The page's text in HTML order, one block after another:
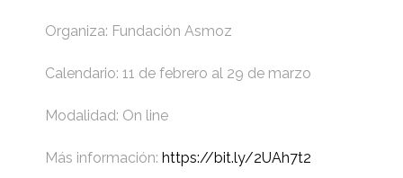
Organiza: Fundación Asmoz
Calendario: 11 de febrero al 29 de marzo
Modalidad: On line
Más información: https://bit.ly/2UAh7t2